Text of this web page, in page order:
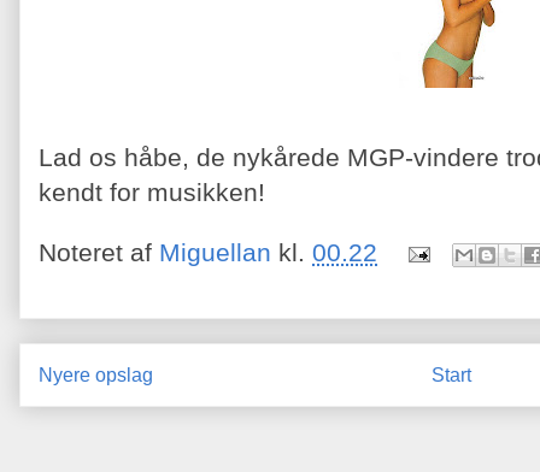
Lad os håbe, de nykårede MGP-vindere
kendt for musikken!
Noteret af Miguellan kl. 00.22
Nyere opslag Start